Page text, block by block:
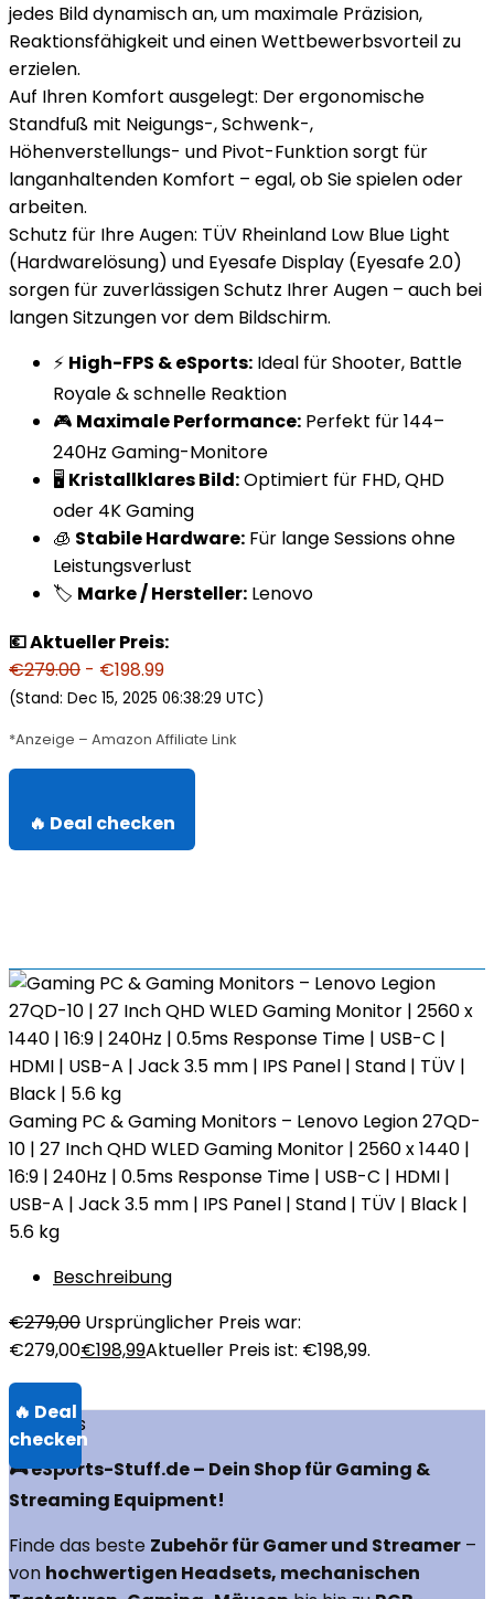
jedes Bild dynamisch an, um maximale Präzision,
Reaktionsfähigkeit und einen Wettbewerbsvorteil zu
erzielen.
Auf Ihren Komfort ausgelegt: Der ergonomische
Standfuß mit Neigungs-, Schwenk-,
Höhenverstellungs- und Pivot-Funktion sorgt für
langanhaltenden Komfort – egal, ob Sie spielen oder
arbeiten.
Schutz für Ihre Augen: TÜV Rheinland Low Blue Light
(Hardwarelösung) und Eyesafe Display (Eyesafe 2.0)
sorgen für zuverlässigen Schutz Ihrer Augen – auch bei
langen Sitzungen vor dem Bildschirm.
⚡ High-FPS & eSports: Ideal für Shooter, Battle
Royale & schnelle Reaktion
🎮 Maximale Performance: Perfekt für 144–
240Hz Gaming-Monitore
🖥️ Kristallklares Bild:Optimiert für FHD, QHD
oder 4K Gaming
🧊 Stabile Hardware: Für lange Sessions ohne
Leistungsverlust
🏷️ Marke / Hersteller: Lenovo
💶 Aktueller Preis:
€279.00 - €198.99
(Stand: Dec 15, 2025 06:38:29 UTC)
*Anzeige – Amazon Affiliate Link
🔥 Deal checken
Gaming PC & Gaming Monitors – Lenovo Legion 27QD-
10 | 27 Inch QHD WLED Gaming Monitor | 2560 x 1440 |
16:9 | 240Hz | 0.5ms Response Time | USB-C | HDMI |
USB-A | Jack 3.5 mm | IPS Panel | Stand | TÜV | Black |
5.6 kg
Beschreibung
€279,00 Ursprünglicher Preis war:
€279,00€198,99Aktueller Preis ist: €198,99.
Über uns
🎮 eSports-Stuff.de – Dein Shop für Gaming &
Streaming Equipment!
Finde das beste Zubehör für Gamer und Streamer –
von hochwertigen Headsets, mechanischen